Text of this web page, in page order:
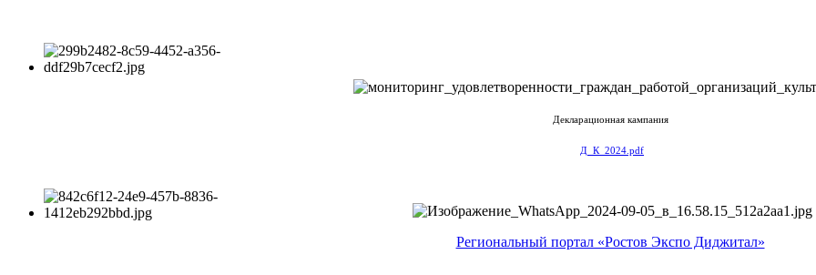
Декларационная кампания
Д_К_2024.pdf
Региональный портал «Ростов Экспо Диджитал»